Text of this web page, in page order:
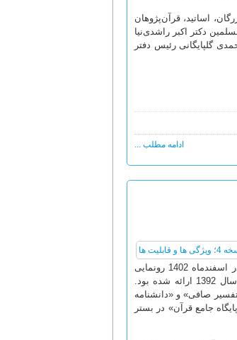
اساتید، قرآن‌پژوهان
دکتر اکبر راشدی‌نیا
گلپایگانی رئیس دفتر
ادامه مطلب ...
در این مقاله، به معرّفی نرم‌افزار جامع تفاسیر نور نسخه چهارم پرداخته شده است. این محصول که در اسفندماه 1402 رونمایی
شد، از سری محصولات قرآنی مرکز نور در بستر دسکتاپ و ویندوز است. نسخه سوم این برنامه، در سال 1392 ارائه شده بود.
صافی» و «دانشنامه
جامع قرآن» در بستر